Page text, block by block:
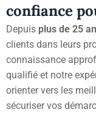
confiance
Depuis plus de 25
clients dans leurs
connaissance
qualifié et notre
orienter vers les
sécuriser vos